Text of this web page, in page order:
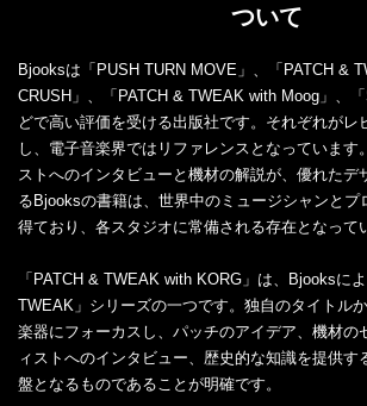
ついて
Bjooksは「PUSH TURN MOVE」、「PATCH &
CRUSH」、「PATCH & TWEAK with Moog」、
どで高い評価を受ける出版社です。それぞれがレ
し、電子音楽界ではリファレンスとなっています
ストへのインタビューと機材の解説が、優れたデ
るBjooksの書籍は、世界中のミュージシャンとプ
得ており、各スタジオに常備される存在となって
「PATCH & TWEAK with KORG」は、Bjooksに
TWEAK」シリーズの一つです。独自のタイトル
楽器にフォーカスし、パッチのアイデア、機材の
ィストへのインタビュー、歴史的な知識を提供す
盤となるものであることが明確です。